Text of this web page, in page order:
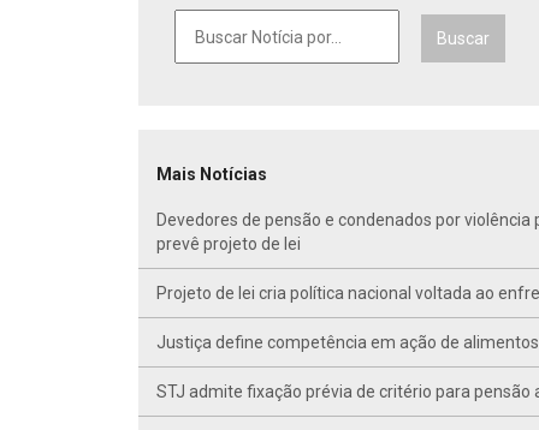
Buscar
Mais Notícias
Devedores de pensão e condenados por
prevê projeto de lei
Projeto de lei cria política nacional voltada ao
Justiça define competência em ação de
STJ admite fixação prévia de critério para